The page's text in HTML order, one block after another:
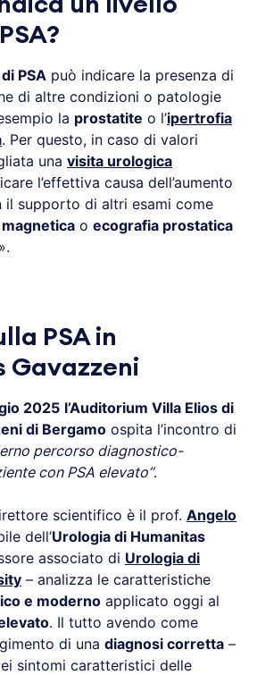
PSA può indicare la presenza di
di altre condizioni o patologie
la prostatite o l’ipertrofia
. Per questo, in caso di valori
una visita urologica
l’effettiva causa dell’aumento
il supporto di altri esami come
o ecografia prostatica
».
PSA in
Gavazzeni
2025 l’Auditorium Villa Elios di
di Bergamo ospita l’incontro di
percorso diagnostico-
con PSA elevato”.
scientifico è il prof. Angelo
dell’Urologia di Humanitas
associato di Urologia di
– analizza le caratteristiche
e moderno applicato oggi al
. Il tutto avendo come
di una diagnosi corretta –
sintomi caratteristici delle